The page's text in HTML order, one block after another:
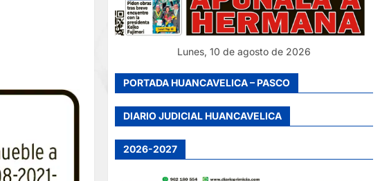
Lunes, 10 de agosto de 2026
PORTADA HUANCAVELICA – PASCO
DIARIO JUDICIAL HUANCAVELICA
2026-2027